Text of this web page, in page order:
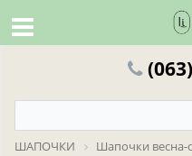
ШАПОЧКИ
Шапочки весна-